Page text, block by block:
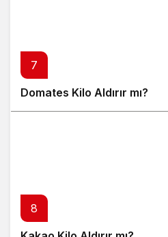
7
Domates Kilo Aldırır mı?
8